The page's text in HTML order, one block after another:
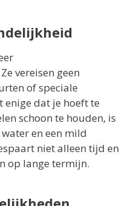
vereisen geen
of speciale
dat je hoeft te
schoon te houden, is
en een mild
niet alleen tijd en
op lange termijn.